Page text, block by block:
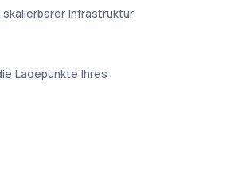
Infrastruktur
Ladepunkte Ihres